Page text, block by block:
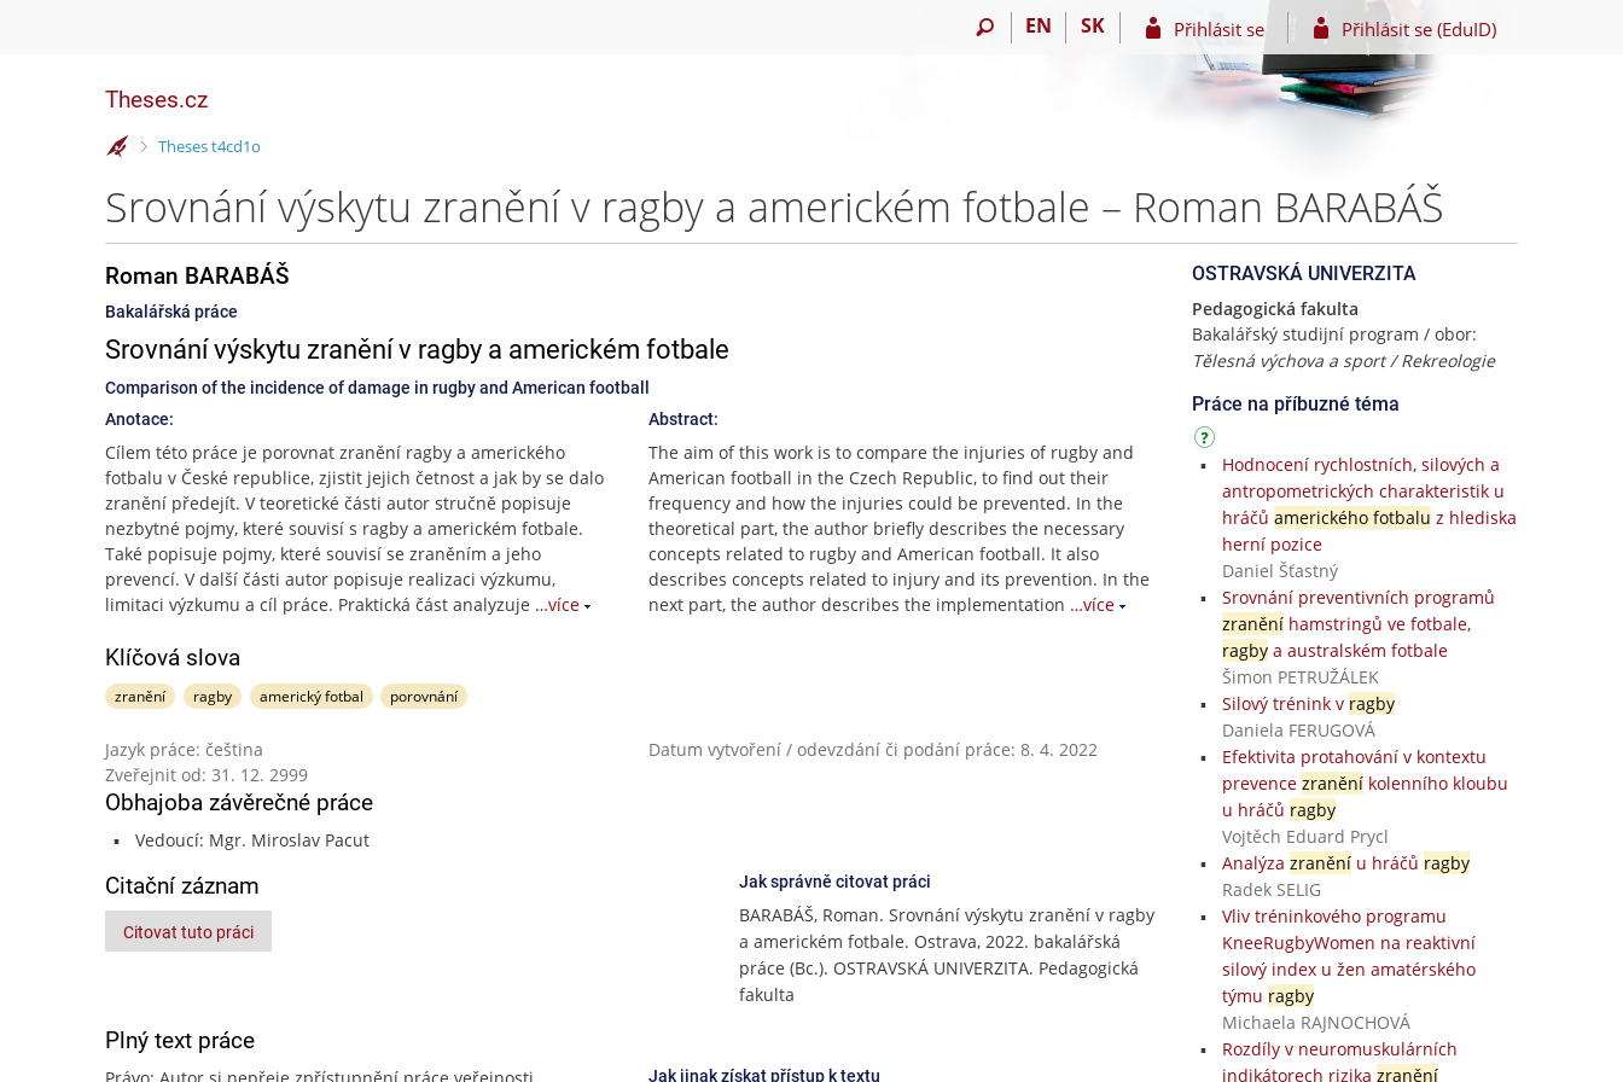
EN SK Přihlásit se Přihlásit se (EduID)
Theses.cz
>
Theses t4cd1o
Srovnání výskytu zranění v ragby a americkém fotbale – Roman BARABÁŠ
Roman BARABÁŠ
Bakalářská práce
Srovnání výskytu zranění v ragby a americkém fotbale
Comparison of the incidence of damage in rugby and American football
Anotace:
Cílem této práce je porovnat zranění ragby a amerického
fotbalu v České republice, zjistit jejich četnost a jak by se dalo
zranění předejít. V teoretické části autor stručně popisuje
nezbytné pojmy, které souvisí s ragby a americkém fotbale.
Také popisuje pojmy, které souvisí se zraněním a jeho
prevencí. V další části autor popisuje realizaci výzkumu,
limitaci výzkumu a cíl práce. Praktická část analyzuje …více
Abstract:
The aim of this work is to compare the injuries of rugby and
American football in the Czech Republic, to find out their
frequency and how the injuries could be prevented. In the
theoretical part, the author briefly describes the necessary
concepts related to rugby and American football. It also
describes concepts related to injury and its prevention. In the
next part, the author describes the implementation …více
Klíčová slova
zranění ragby americký fotbal porovnání
Jazyk práce: čeština
Datum vytvoření / odevzdání či podání práce: 8. 4. 2022
Zveřejnit od: 31. 12. 2999
Obhajoba závěrečné práce
Vedoucí: Mgr. Miroslav Pacut
Citační záznam
Citovat tuto práci
Jak správně citovat práci
BARABÁŠ, Roman. Srovnání výskytu zranění v ragby
a americkém fotbale. Ostrava, 2022. bakalářská
práce (Bc.). OSTRAVSKÁ UNIVERZITA. Pedagogická
fakulta
Plný text práce
Jak jinak získat přístup k textu
OSTRAVSKÁ UNIVERZITA
Pedagogická fakulta
Bakalářský studijní program / obor:
Tělesná výchova a sport / Rekreologie
Práce na příbuzné téma
Hodnocení rychlostních, silových a
antropometrických charakteristik u
hráčů amerického fotbalu z hlediska
herní pozice
Daniel Šťastný
Srovnání preventivních programů
zraněníhamstringů ve fotbale,
ragbya australském fotbale
Šimon PETRUŽÁLEK
Silový trénink v ragby
Daniela FERUGOVÁ
Efektivita protahování v kontextu
prevence zraněníkolenního kloubu
u hráčů ragby
Vojtěch Eduard Prycl
Analýza zraněníu hráčů ragby
Radek SELIG
Vliv tréninkového programu
KneeRugbyWomen na reaktivní
silový index u žen amatérského
týmu ragby
Michaela RAJNOCHOVÁ
Rozdíly v neuromuskulárních
indikátorech rizika zranění